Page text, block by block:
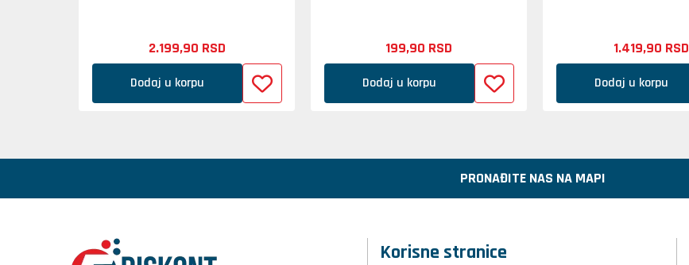
2.199,90 RSD
Dodaj u korpu
199,90 RSD
Dodaj u korpu
1.419,90 RSD
Dodaj u korpu
PRONAĐITE NAS NA MAPI
Korisne stranice